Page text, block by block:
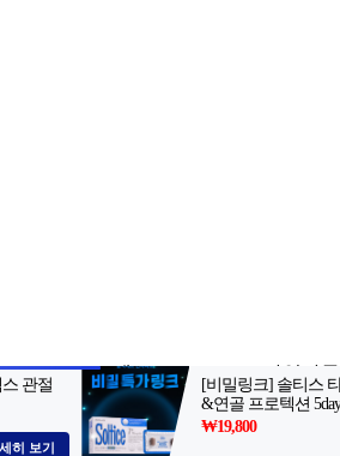
02-398-8000 팩스: 02-398-8129
사업자
울, 아54287등록일자: 2022.06.03
· 청소년보호책임자: 김선희
이터 활용 금지